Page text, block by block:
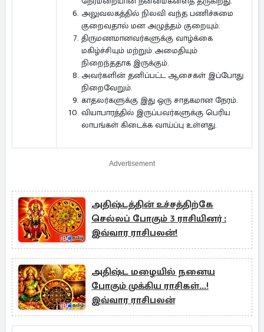
அலுவலகத்தில் நிலவி வந்த பணிச்சுமை
குறைவதால் மன அழுத்தம் குறையும்.
திருமணமானவர்களுக்கு வாழ்க்கை
மகிழ்ச்சியும் மற்றும் அமைதியும்
நிறைந்ததாக இருக்கும்.
அவர்களின் தனிப்பட்ட ஆசைகள் இப்போது
நிறைவேறும்.
காதலர்களுக்கு இது ஒரு சாதகமான நேரம்.
வியாபாரத்தில் இருப்பவர்களுக்கு பெரிய
லாபங்கள் கிடைக்க வாய்ப்பு உள்ளது.
Advertisement
அதிஷ்டத்தின் உச்சத்திற்கே
செல்லப் போகும் 3 ராசியினர் :
இவ்வார ராசிபலன்!
அதிஷ்ட மழையில் நனைய
போகும் முக்கிய ராசிகள்...!
இவ்வார ராசிபலன்